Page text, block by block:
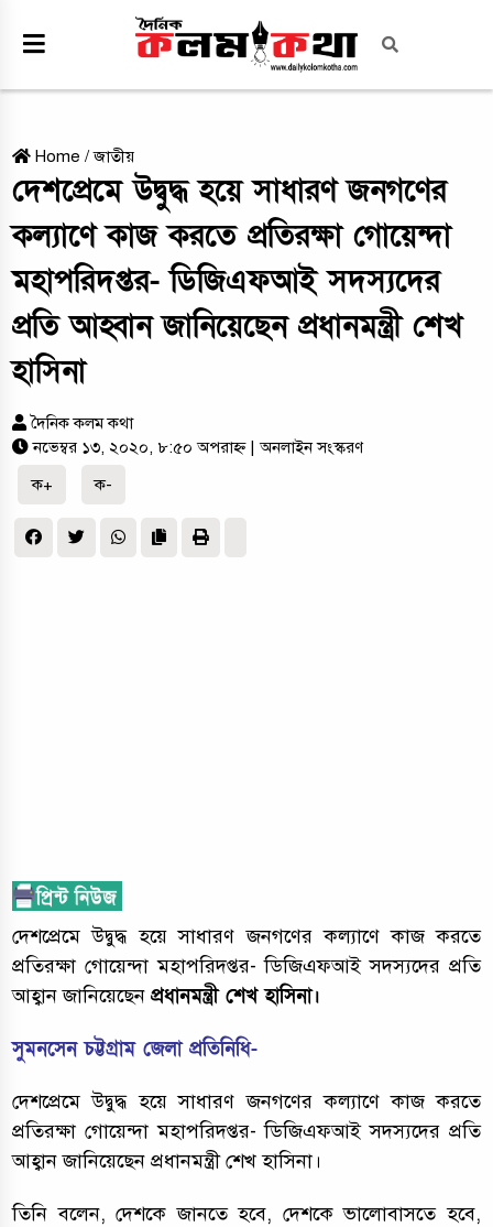
Home /জাতীয়
দেশপ্রেমে উদ্বুদ্ধ হয়ে সাধারণ জনগণের
কল্যাণে কাজ করতে প্রতিরক্ষা গোয়েন্দা
মহাপরিদপ্তর- ডিজিএফআই সদস্যদের
প্রতি আহ্বান জানিয়েছেন প্রধানমন্ত্রী শেখ
হাসিনা
দৈনিক কলম কথা
নভেম্বর ১৩, ২০২০, ৮:৫০ অপরাহ্ন
| অনলাইন সংস্করণ
ক+
ক-
দেশপ্রেমে উদ্বুদ্ধ হয়ে সাধারণ জনগণের কল্যাণে কাজ করতে
প্রতিরক্ষা গোয়েন্দা মহাপরিদপ্তর- ডিজিএফআই সদস্যদের প্রতি
আহ্বান জানিয়েছেনপ্রধানমন্ত্রী শেখ হাসিনা।
সুমনসেন চট্টগ্রাম জেলা প্রতিনিধি-
দেশপ্রেমে উদ্বুদ্ধ হয়ে সাধারণ জনগণের কল্যাণে কাজ করতে
প্রতিরক্ষা গোয়েন্দা মহাপরিদপ্তর- ডিজিএফআই সদস্যদের প্রতি
আহ্বান জানিয়েছেন প্রধানমন্ত্রী শেখ হাসিনা।
তিনি বলেন, দেশকে জানতে হবে, দেশকে ভালোবাসতে হবে,